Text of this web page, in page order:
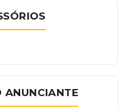
ANUNCIANTE